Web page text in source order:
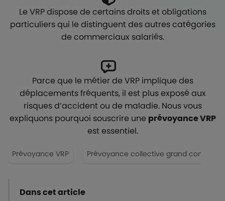
Le VRP dispose de certains droits et obligations
particuliers qui le distinguent des autres catégories
de commerciaux salariés.
Parce que le métier de VRP implique des
déplacements fréquents, il est plus exposé aux
risques d’accident ou de maladie. Nous vous
expliquons pourquoi souscrire une prévoyance VRP
est essentiel.
Prévoyance VRP Prévoyance collective grand compte
Dans cet article